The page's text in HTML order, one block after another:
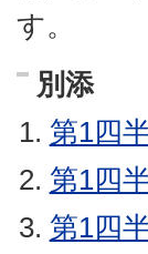
す。
別添
第1四
第1四
第1四